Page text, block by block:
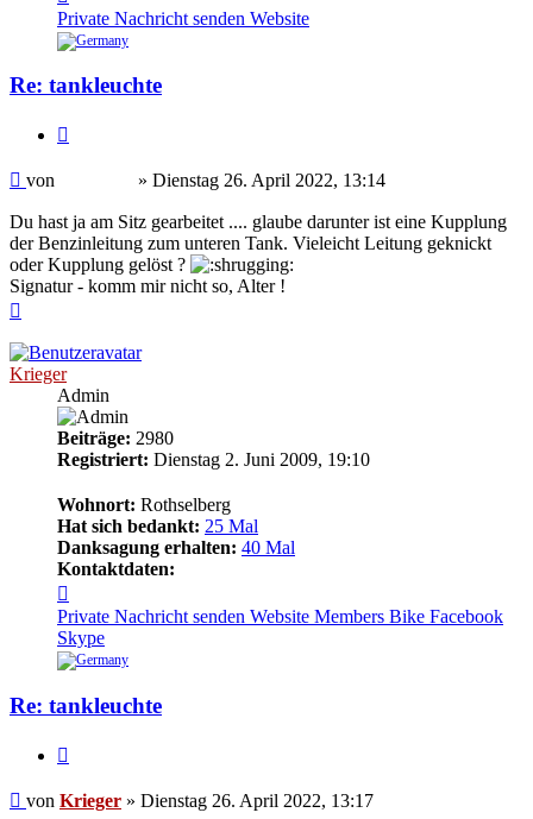
von
Thommy
Private Nachricht senden Website
Re: tankleuchte
Beitrag
von » Dienstag 26. April 2022, 13:14
Du hast ja am Sitz gearbeitet .... glaube darunter ist eine Kupplung
der Benzinleitung zum unteren Tank. Vieleicht Leitung geknickt
oder Kupplung gelöst ?
Signatur - komm mir nicht so, Alter !
Krieger
Admin
Beiträge: 2980
Registriert: Dienstag 2. Juni 2009, 19:10
Wohnort: Rothselberg
Hat sich bedankt: 25 Mal
Danksagung erhalten: 40 Mal
Kontaktdaten:
von
Krieger
Private Nachricht senden Website Members Bike Facebook
Skype
Re: tankleuchte
Beitrag
von Krieger » Dienstag 26. April 2022, 13:17